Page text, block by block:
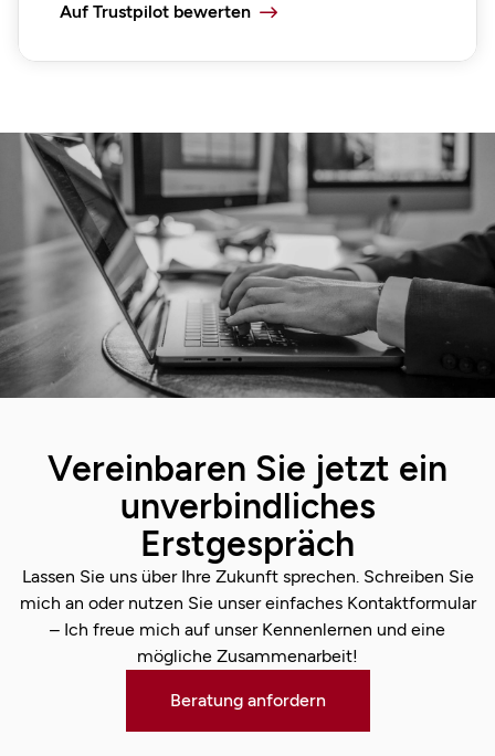
Auf Trustpilot bewerten
Vereinbaren Sie jetzt ein
unverbindliches
Erstgespräch
Lassen Sie uns über Ihre Zukunft sprechen. Schreiben Sie
mich an oder nutzen Sie unser einfaches Kontaktformular
– Ich freue mich auf unser Kennenlernen und eine
mögliche Zusammenarbeit!
Beratung anfordern